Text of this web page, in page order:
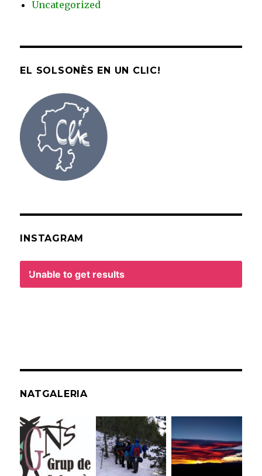
Uncategorized
EL SOLSONÈS EN UN CLIC!
INSTAGRAM
Unable to get results
NATGALERIA